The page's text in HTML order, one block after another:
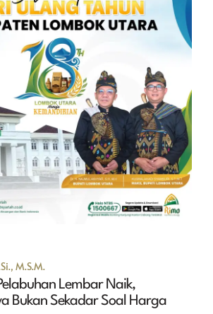
M.S.M.
Lembar Naik,
Bukan Sekadar Soal Harga